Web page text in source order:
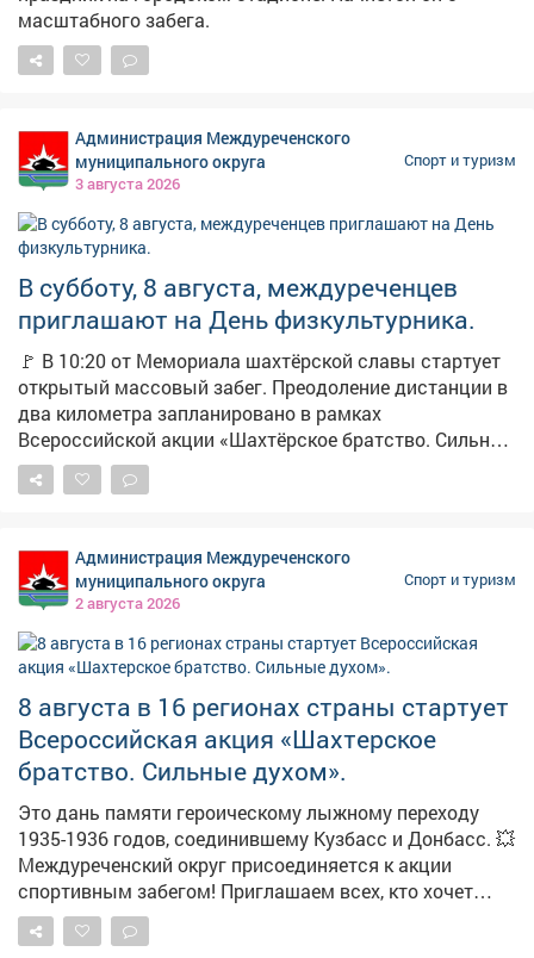
масштабного забега.
Администрация Междуреченского
муниципального округа
3 августа 2026
Спорт и туризм
В субботу, 8 августа, междуреченцев
приглашают на День физкультурника.
🚩 В 10:20 от Мемориала шахтёрской славы стартует
открытый массовый забег. Преодоление дистанции в
два километра запланировано в рамках
Всероссийской акции «Шахтёрское братство. Сильные
духом». Сбор в 09:30, телефон для справок: 2-10-09.
Участники забега финишируют на стадионе
насыщенной программой. 🔹 Бег и эстафеты 🔹«Забег
карапузов» 🔹Волейбол и флорбол 🔹Армрестлинг
упустите возможность весело и активно провести
время всей семьёй!
Администрация Междуреченского
муниципального округа
2 августа 2026
Спорт и туризм
8 августа в 16 регионах страны стартует
Всероссийская акция «Шахтерское
братство. Сильные духом».
Это дань памяти героическому лыжному переходу
1935-1936 годов, соединившему Кузбасс и Донбасс. 💥
Междуреченский округ присоединяется к акции
спортивным забегом! Приглашаем всех, кто хочет
отдать дань уважения истории, укрепить здоровье и
зарядиться бодростью в кругу единомышленников.